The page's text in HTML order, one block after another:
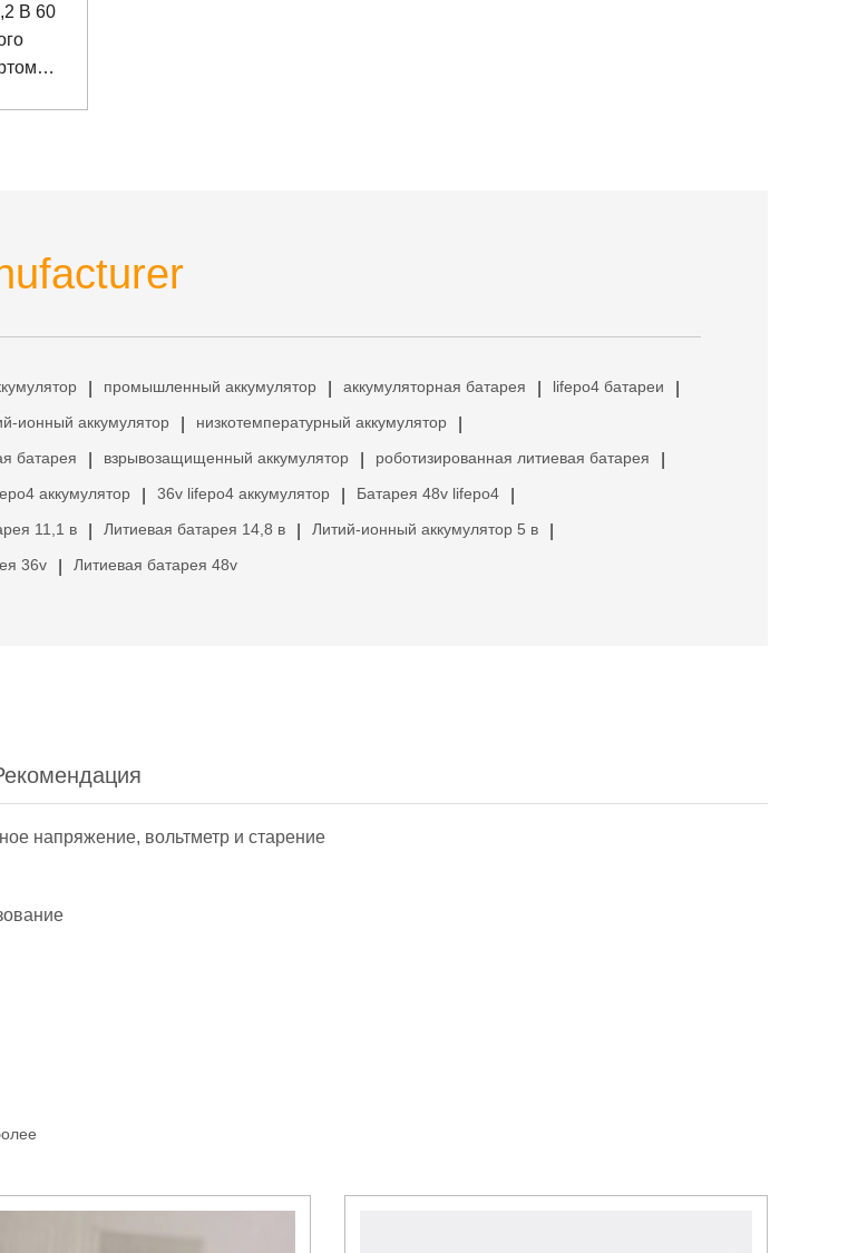
В 60
промышленный аккумулятор аккумуляторная батарея lifepo4 батареи
ионный аккумулятор низкотемпературный аккумулятор
батарея взрывозащищенный аккумулятор роботизированная литиевая батарея
аккумулятор 36v lifepo4 аккумулятор Батарея 48v lifepo4
11,1 в Литиевая батарея 14,8 в Литий-ионный аккумулятор 5 в
36v Литиевая батарея 48v
напряжение, вольтметр и старение